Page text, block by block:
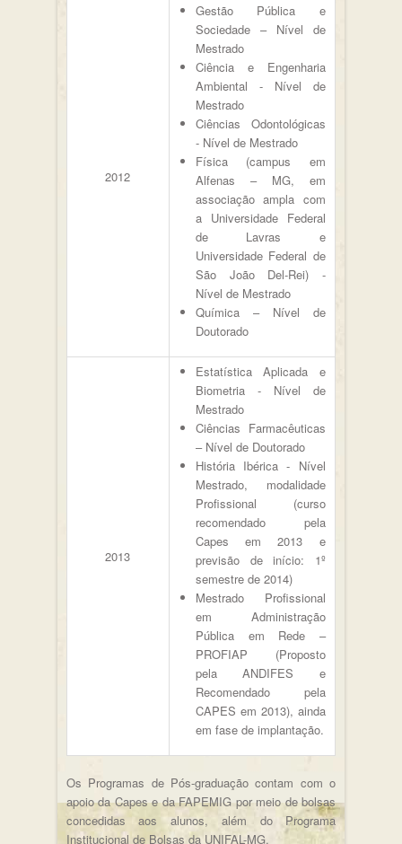
2012
Gestão Pública e
Sociedade – Nível de
Mestrado
Ciência e Engenharia
Ambiental - Nível de
Mestrado
Ciências Odontológicas
- Nível de Mestrado
Física (campus em
Alfenas – MG, em
associação ampla com
a Universidade Federal
de Lavras e
Universidade Federal de
São João Del-Rei) -
Nível de Mestrado
Química – Nível de
Doutorado
2013
Estatística Aplicada e
Biometria - Nível de
Mestrado
Ciências Farmacêuticas
– Nível de Doutorado
História Ibérica - Nível
Mestrado, modalidade
Profissional (curso
recomendado pela
Capes em 2013 e
previsão de início: 1º
semestre de 2014)
Mestrado Profissional
em Administração
Pública em Rede –
PROFIAP (Proposto
pela ANDIFES e
Recomendado pela
CAPES em 2013), ainda
em fase de implantação.
Os Programas de Pós-graduação contam com o
apoio da Capes e da FAPEMIG por meio de bolsas
concedidas aos alunos, além do Programa
Institucional de Bolsas da UNIFAL-MG.